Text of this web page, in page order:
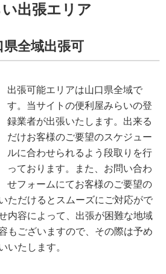
出張エリア
県全域出張可
出張可能エリアは山口県全域で
す。当サイトの便利屋みらいの登
録業者が出張いたします。出来る
だけお客様のご要望のスケジュー
ルに合わせられるよう段取りを行
っております。また、お問い合わ
せフォームにてお客様のご要望の
ただけるとスムーズにご対応がで
内容によって、出張が困難な地域
もございますので、その際は予め
いたします。